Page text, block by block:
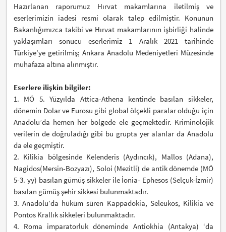
Hazırlanan raporumuz Hırvat makamlarına iletilmiş ve
eserlerimizin iadesi resmi olarak talep edilmiştir. Konunun
Bakanlığımızca takibi ve Hırvat makamlarının işbirliği halinde
yaklaşımları sonucu eserlerimiz 1 Aralık 2021 tarihinde
Türkiye’ye getirilmiş; Ankara Anadolu Medeniyetleri Müzesinde
muhafaza altına alınmıştır.
Eserlere ilişkin bilgiler:
1. MÖ 5. Yüzyılda Attica-Athena kentinde basılan sikkeler,
dönemin Dolar ve Eurosu gibi global ölçekli paralar olduğu için
Anadolu’da hemen her bölgede ele geçmektedir. Kriminolojik
verilerin de doğruladığı gibi bu grupta yer alanlar da Anadolu
da ele geçmiştir.
2. Kilikia bölgesinde Kelenderis (Aydıncık), Mallos (Adana),
Nagidos(Mersin-Bozyazı), Soloi (Mezitli) de antik dönemde (MÖ
5-3. yy) basılan gümüş sikkeler ile İonia- Ephesos (Selçuk-İzmir)
basılan gümüş şehir sikkesi bulunmaktadır.
3. Anadolu’da hüküm süren Kappadokia, Seleukos, Kilikia ve
Pontos Krallık sikkeleri bulunmaktadır.
4. Roma imparatorluk döneminde Antiokhia (Antakya) ‘da